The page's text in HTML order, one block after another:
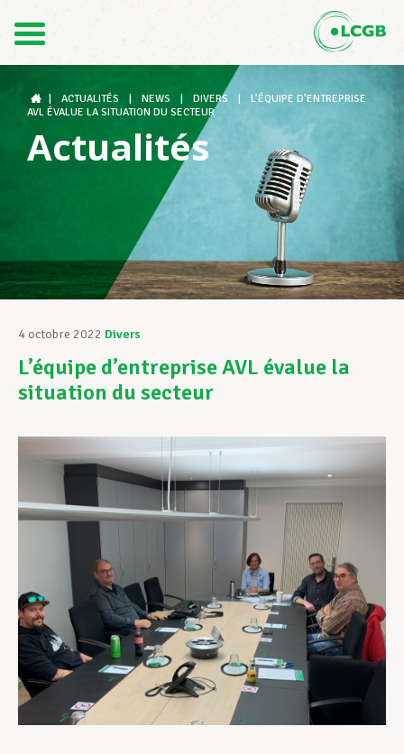
DE
Le LCGB
Structures syndicales
Assistance au Travail
Vos droits
Assistance en vie privée
Développement professionnel
Devenir Membre
Actualités
ACTUALITÉS NEWS DIVERS
L’ÉQUIPE D’ENTREPRISE
AVL ÉVALUE LA SITUATION DU SECTEUR
Actualités
4 octobre 2022 Divers
L’équipe d’entreprise AVL évalue la
situation du secteur